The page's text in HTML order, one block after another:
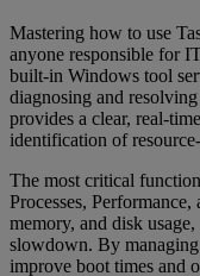
Mastering how to use
anyone responsible for
built-in Windows tool
diagnosing and
provides a clear, real-
identification of
The most critical
Processes,
memory, and disk
slowdown. By
improve boot times and